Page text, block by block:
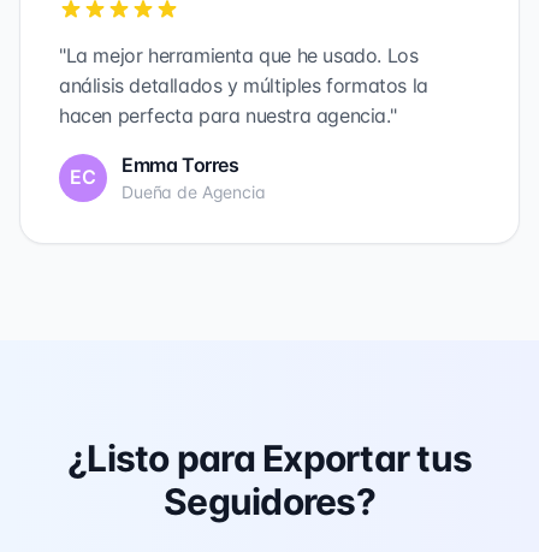
"La mejor herramienta que he usado. Los
análisis detallados y múltiples formatos la
hacen perfecta para nuestra agencia."
EC Emma Torres
Dueña de Agencia
¿Listo para Exportar tus
Seguidores?